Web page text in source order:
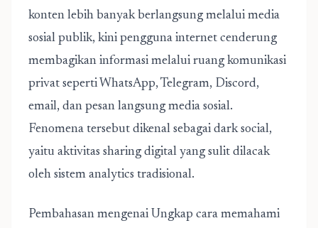
konten lebih banyak berlangsung melalui media
sosial publik, kini pengguna internet cenderung
membagikan informasi melalui ruang komunikasi
privat seperti WhatsApp, Telegram, Discord,
email, dan pesan langsung media sosial.
Fenomena tersebut dikenal sebagai dark social,
yaitu aktivitas sharing digital yang sulit dilacak
oleh sistem analytics tradisional.
Pembahasan mengenai Ungkap cara memahami